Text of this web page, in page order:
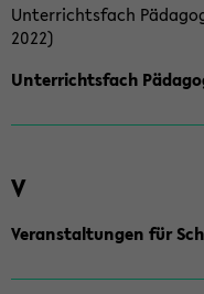
Unterrichtsfach
2022)
Unterrichtsfach
V
Veranstaltungen für